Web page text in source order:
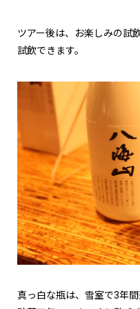
ツアー後は、お楽しみの
試飲できます。
真っ白な瓶は、雪室で3年